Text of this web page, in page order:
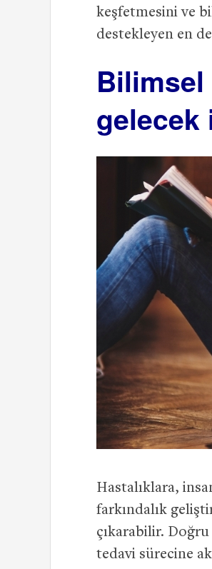
keşfetmesini ve
destekleyen en
Bilimsel
gelecek
Hastalıklara,
farkındalık
çıkarabilir. Doğru
tedavi sürecine